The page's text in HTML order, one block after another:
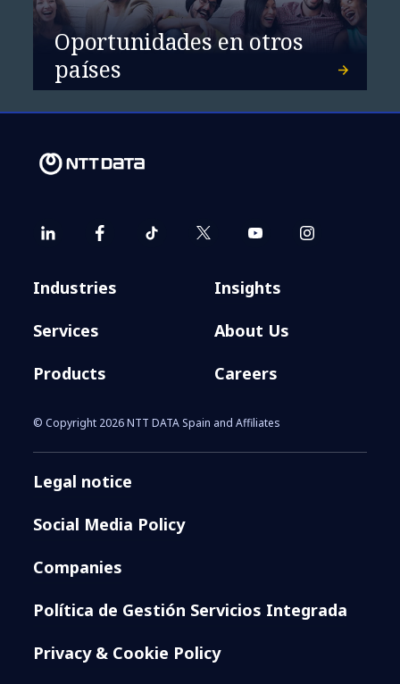
Tu cerebro también piensa
con el corazón
Oportunidades en otros
países
Industries
Services
Products
Insights
About Us
Careers
© Copyright 2026 NTT DATA Spain and Affiliates
Legal notice
Social Media Policy
Companies
Política de Gestión Servicios Integrada
Privacy & Cookie Policy